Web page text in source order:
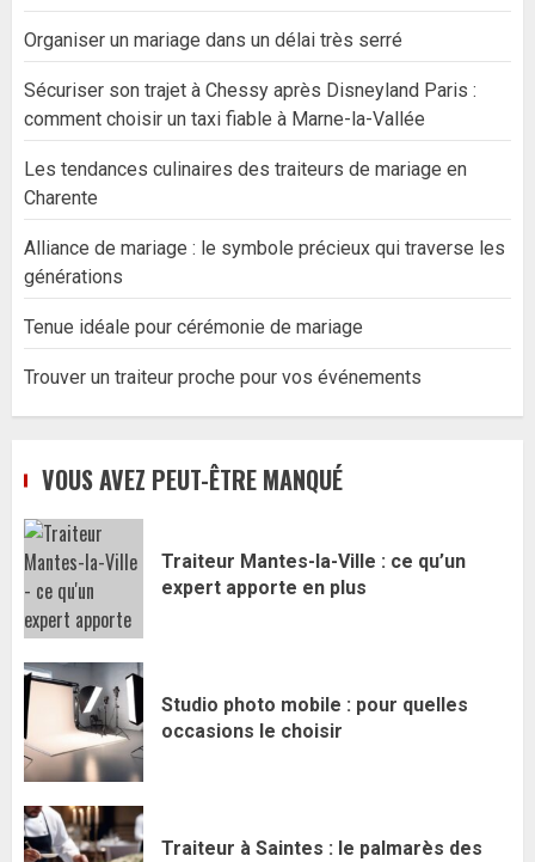
Organiser un mariage dans un délai très serré
Sécuriser son trajet à Chessy après Disneyland Paris :
comment choisir un taxi fiable à Marne-la-Vallée
Les tendances culinaires des traiteurs de mariage en
Charente
Alliance de mariage : le symbole précieux qui traverse les
générations
Tenue idéale pour cérémonie de mariage
Trouver un traiteur proche pour vos événements
VOUS AVEZ PEUT-ÊTRE MANQUÉ
Traiteur Mantes-la-Ville : ce qu’un
expert apporte en plus
Studio photo mobile : pour quelles
occasions le choisir
Traiteur à Saintes : le palmarès des